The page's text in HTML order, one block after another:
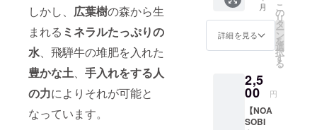
しかし、 広葉樹の森から生
まれる ミネラルたっぷりの
水、飛騨牛の堆肥を入れた
豊かな土、 手入れをする人
の力によりそれが可能と
なっています。
ちょ
こっと
珈琲入
煎餅 1
ちょ
こっと
えごま
入り味
噌煎
お手紙
×3本)
ゆぅ
わ〜く
はうす
賞味期
送から
約2ヶ月
●クズの
花びら
ドレッ
月
詳細を見る
こ
の
リ
タ
ー
ン
を
選
択
す
る
2,5
00 円
【NOA
SOBI